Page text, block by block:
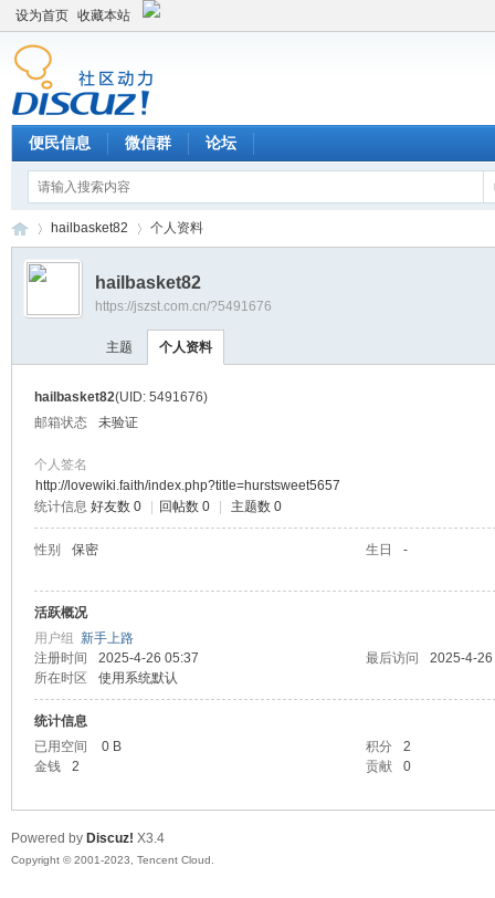
设为首页 收藏本站
便民信息 微信群 论坛
›
hailbasket82 个人资料
hailbasket82
https://jszst.com.cn/?5491676
主题 个人资料
hailbasket82(UID: 5491676)
邮箱状态
未验证
个人签名
http://lovewiki.faith/index.php?title=hurstsweet5657
统计信息 好友数 0 回帖数 0 主题数 0
性别 保密 生日 -
活跃概况
用户组 新手上路
注册时间
2025-4-26 05:37 最后访问
2025-4-
所在时区
使用系统默认
统计信息
已用空间
0 B 积分
2
金钱
2 贡献 0
Powered by Discuz! X3.4
Copyright © 2001-2023, Tencent Cloud.